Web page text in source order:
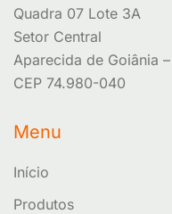
Quadra 07 Lote 3A
Setor Central
Aparecida de Goiânia
CEP 74.980-040
Menu
Início
Produtos